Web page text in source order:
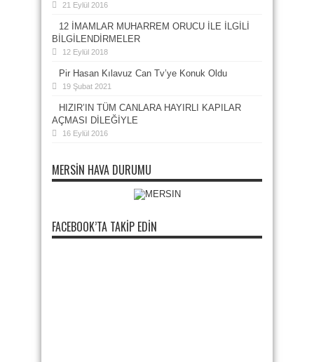
21 Eylül 2016
12 İMAMLAR MUHARREM ORUCU İLE İLGİLİ
BİLGİLENDİRMELER
12 Eylül 2018
Pir Hasan Kılavuz Can Tv’ye Konuk Oldu
19 Şubat 2021
HIZIR’IN TÜM CANLARA HAYIRLI KAPILAR
AÇMASI DİLEĞİYLE
16 Eylül 2016
MERSIN HAVA DURUMU
FACEBOOK’TA TAKIP EDIN